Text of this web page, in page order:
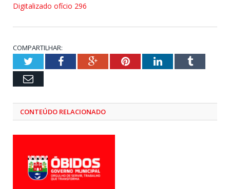
Digitalizado ofício 296
COMPARTILHAR:
TwitterFacebookGoogle+PinterestLinkedInTumblr
Email
CONTEÚDO RELACIONADO